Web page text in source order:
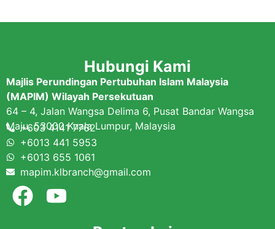
Hubungi Kami
Majlis Perundingan Pertubuhan Islam Malaysia
(MAPIM) Wilayah Persekutuan
64 – 4, Jalan Wangsa Delima 6, Pusat Bandar Wangsa
Maju, 53000 Kuala Lumpur, Malaysia
+603 4141 7762
+6013 441 5953
+6013 655 1061
mapim.klbranch@gmail.com